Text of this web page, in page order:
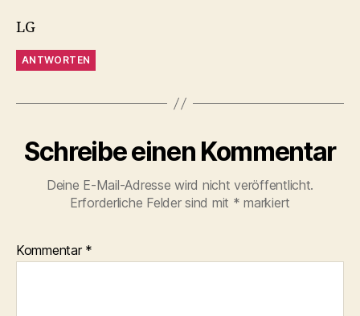
LG
ANTWORTEN
Schreibe einen Kommentar
Deine E-Mail-Adresse wird nicht veröffentlicht.
Erforderliche Felder sind mit * markiert
Kommentar *